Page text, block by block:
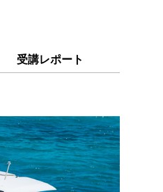
受講レポート